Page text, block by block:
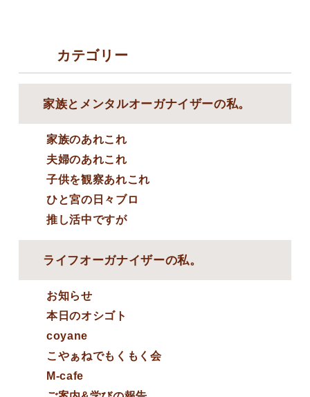
カテゴリー
家族とメンタルオーガナイザーの私。
家族のあれこれ
夫婦のあれこれ
子供を観察あれこれ
ひと宮の日々ブロ
推し活中ですが
ライフオーガナイザーの私。
お知らせ
本日のオシゴト
coyane
こやぁねでもくもく会
M-cafe